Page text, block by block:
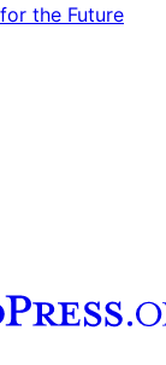
the Future